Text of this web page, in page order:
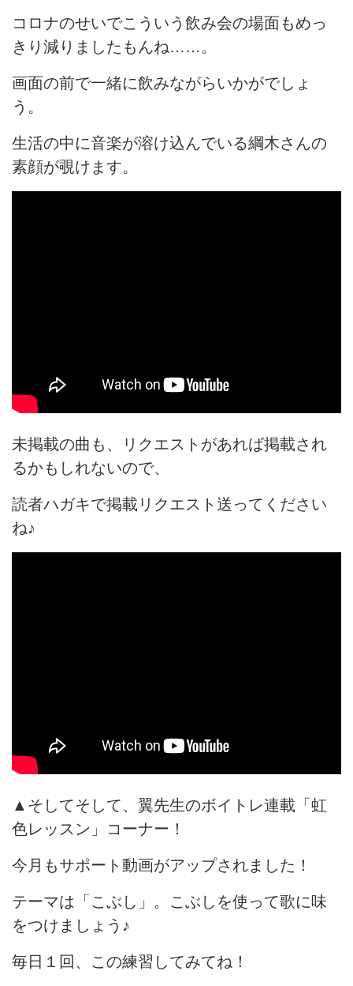
コロナのせいでこういう飲み会の場面もめっ
きり減りましたもんね……。
画面の前で一緒に飲みながらいかがでしょ
う。
生活の中に音楽が溶け込んでいる綱木さんの
素顔が覗けます。
未掲載の曲も、リクエストがあれば掲載され
るかもしれないので、
読者ハガキで掲載リクエスト送ってください
ね♪
▲そしてそして、翼先生のボイトレ連載「虹
色レッスン」コーナー！
今月もサポート動画がアップされました！
テーマは「こぶし」。こぶしを使って歌に味
をつけましょう♪
毎日１回、この練習してみてね！